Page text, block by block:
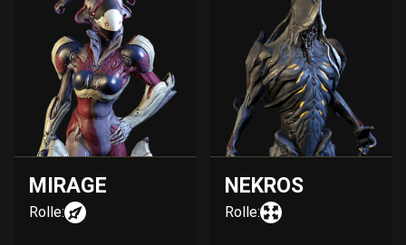
MIRAGE
Rolle:
NEKROS
Rolle: